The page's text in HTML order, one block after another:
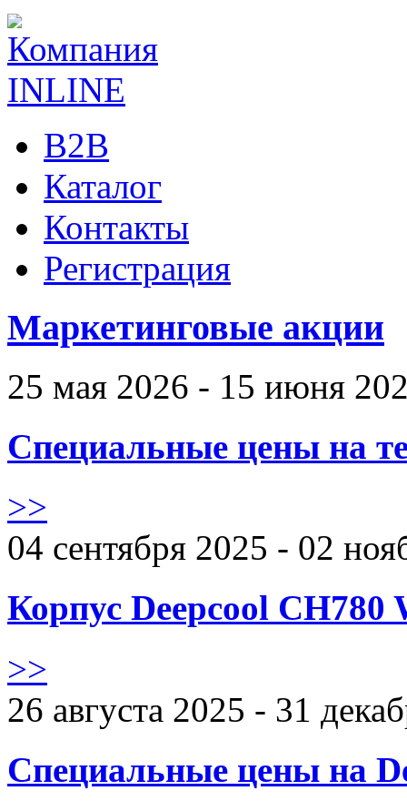
B2B
Каталог
Контакты
Регистрация
Маркетинговые акции
25 мая 2026 - 15 июня
Специальные цены на
>>
04 сентября 2025 - 02
Корпус Deepcool CH780
>>
26 августа 2025 - 31
Специальные цены на